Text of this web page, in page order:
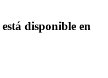
está disponible en